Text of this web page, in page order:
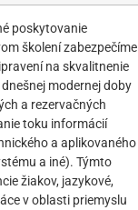
poskytovanie
školení zabezpečíme
na skvalitnenie
modernej doby
a rezervačných
toku informácií
a aplikovaného
a iné). Týmto
žiakov, jazykové,
v oblasti priemyslu